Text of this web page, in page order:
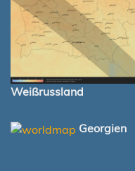
Weißrussland
Georgien